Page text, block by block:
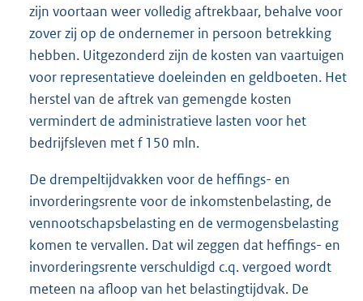
zijn voortaan weer volledig aftrekbaar, behalve voor
zover zij op de ondernemer in persoon betrekking
hebben. Uitgezonderd zijn de kosten van vaartuigen
voor representatieve doeleinden en geldboeten. Het
herstel van de aftrek van gemengde kosten
vermindert de administratieve lasten voor het
bedrijfsleven met f 150 mln.
De drempeltijdvakken voor de heffings- en
invorderingsrente voor de inkomstenbelasting, de
vennootschapsbelasting en de vermogensbelasting
komen te vervallen. Dat wil zeggen dat heffings- en
invorderingsrente verschuldigd c.q. vergoed wordt
meteen na afloop van het belastingtijdvak. De